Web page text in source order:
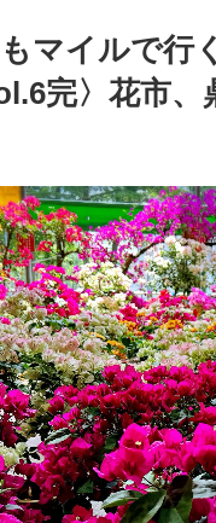
マイルで行
完〉花市